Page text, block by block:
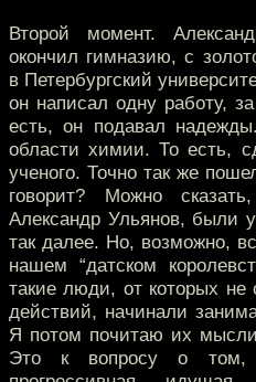
Второй момент.
окончил гимназию, с
в Петербургский
он написал одну работу,
есть, он подавал
области химии. То есть,
ученого. Точно так же
говорит? Можно
Александр Ульянов, были
так далее. Но, возможно,
нашем “датском
такие люди, от которых
действий, начинали
Я потом почитаю их
Это к вопросу о том,